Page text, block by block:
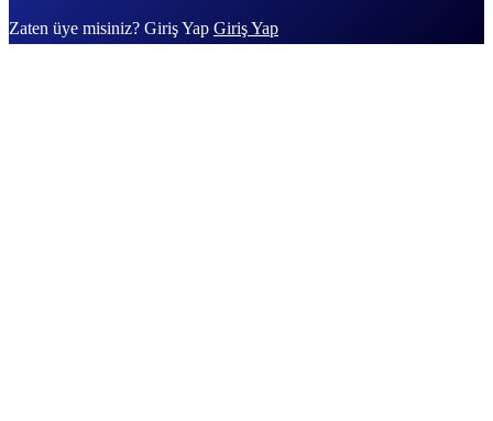
Zaten üye misiniz? Giriş Yap Giriş Yap